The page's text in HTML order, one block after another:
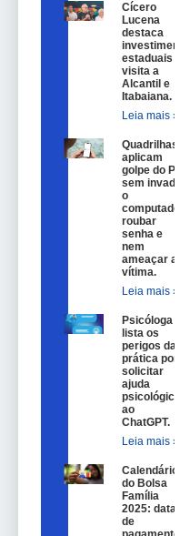
Cícero
Lucena
destaca
investimentos
estaduais em
visita a
Alcantil e
Itabaiana.
Leia mais »
Quadrilhas
aplicam
golpe do Pix
sem invadir
o
computador,
roubar
senha e
nem
ameaçar a
vítima.
Leia mais »
Psicóloga
lista os
perigos da
prática por
solicitar
ajuda
psicológica
ao
ChatGPT.
Leia mais »
Calendário
do Bolsa
Família
2025: datas
de